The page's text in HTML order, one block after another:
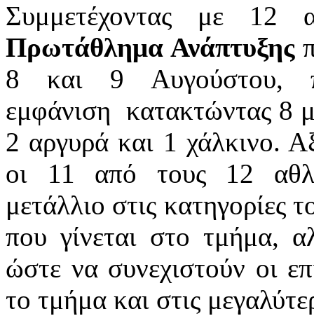
Συμμετέχοντας με 12
Πρωτάθλημα Ανάπτυξης
8 και 9 Αυγούστου,
εμφάνιση κατακτώντας 8
2 αργυρά και 1 χάλκινο.
οι 11 από τους 12
μετάλλιο στις κατηγορίες
που γίνεται στο τμήμα,
ώστε να συνεχιστούν οι
το τμήμα και στις